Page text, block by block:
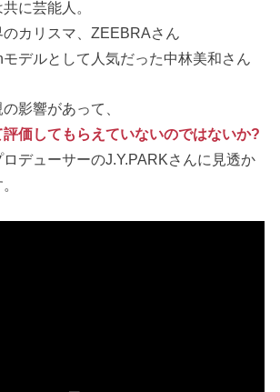
に芸能人。
カリスマ、ZEEBRAさん
デルとして人気だった中林美和さん
影響があって、
価してもらえていないのではないか?
デューサーのJ.Y.PARKさんに見透か